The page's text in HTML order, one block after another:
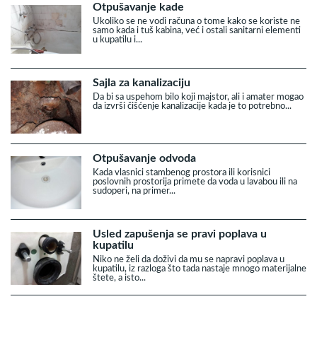
Otpušavanje kade
Ukoliko se ne vodi računa o tome kako se koriste ne
samo kada i tuš kabina, već i ostali sanitarni elementi
u kupatilu i...
Sajla za kanalizaciju
Da bi sa uspehom bilo koji majstor, ali i amater mogao
da izvrši čišćenje kanalizacije kada je to potrebno...
Otpušavanje odvoda
Kada vlasnici stambenog prostora ili korisnici
poslovnih prostorija primete da voda u lavabou ili na
sudoperi, na primer...
Usled zapušenja se pravi poplava u
kupatilu
Niko ne želi da doživi da mu se napravi poplava u
kupatilu, iz razloga što tada nastaje mnogo materijalne
štete, a isto...